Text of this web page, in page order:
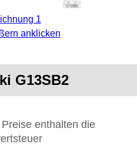
1
anklicken
G13SB2
enthalten die